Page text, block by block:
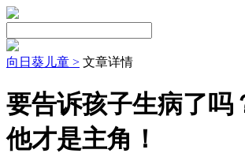
向日葵儿童 > 文章详情
要告诉孩子生病了吗
他才是主角！